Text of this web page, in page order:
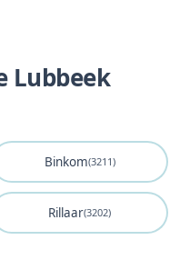
Lubbeek
Binkom(3211)
Rillaar(3202)